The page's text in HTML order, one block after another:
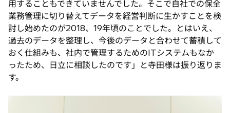
用することもできていませんでした。そこで自社での保全
業務管理に切り替えてデータを経営判断に生かすことを検
討し始めたのが2018、19年頃のことでした。とはいえ、
過去のデータを整理し、今後のデータと合わせて蓄積して
おく仕組みも、社内で管理するためのITシステムもなか
ったため、日立に相談したのです」と寺田様は振り返りま
す。